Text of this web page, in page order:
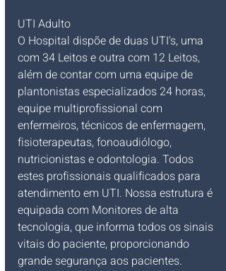
UTI Adulto
O Hospital dispõe de duas UTI's, uma
com 34 Leitos e outra com 12 Leitos,
além de contar com uma equipe de
plantonistas especializados 24 horas,
equipe multiprofissional com
enfermeiros, técnicos de enfermagem,
fisioterapeutas, fonoaudiólogo,
nutricionistas e odontologia. Todos
estes profissionais qualificados para
atendimento em UTI. Nossa estrutura é
equipada com Monitores de alta
tecnologia, que informa todos os sinais
vitais do paciente, proporcionando
grande segurança aos pacientes.